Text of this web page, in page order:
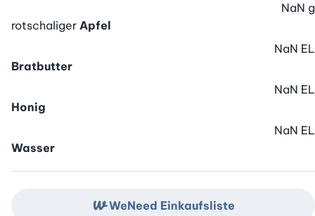
rotschaliger Apfel
NaN g
Bratbutter
NaN EL
Honig
NaN EL
Wasser
NaN EL
WeNeed Einkaufsliste